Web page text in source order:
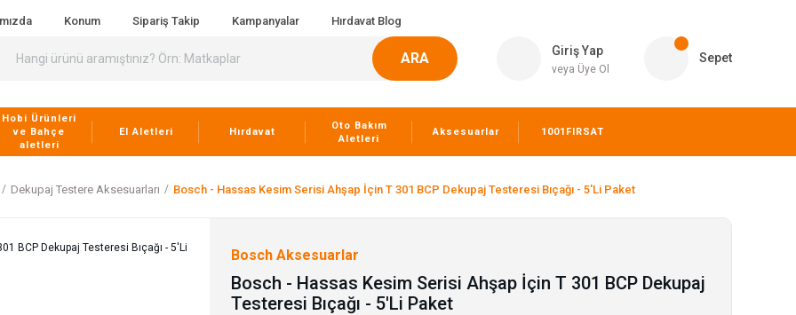
Konum Sipariş Takip Kampanyalar Hırdavat Blog
ARA Giriş Yap
veya Üye Ol
Sepet
Hobi Ürünleri
ve Bahçe
aletleri
El Aletleri Hırdavat
Oto Bakım
Aletleri
Aksesuarlar 1001FIRSAT
Dekupaj Testere Aksesuarları Bosch - Hassas Kesim Serisi Ahşap İçin T 301 BCP Dekupaj Testeresi Bıçağı - 5'Li Paket
Bosch Aksesuarlar
Bosch - Hassas Kesim Serisi Ahşap İçin T 301 BCP Dekupaj
Testeresi Bıçağı - 5'Li Paket